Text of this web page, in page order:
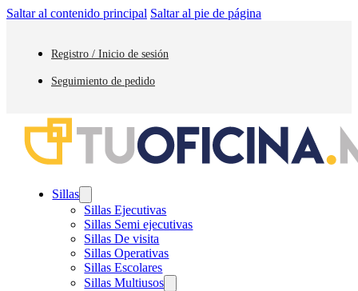
Saltar al contenido principal Saltar al pie de página
Registro / Inicio de sesión
Seguimiento de pedido
Sillas
Sillas Ejecutivas
Sillas Semi ejecutivas
Sillas De visita
Sillas Operativas
Sillas Escolares
Sillas Multiusos